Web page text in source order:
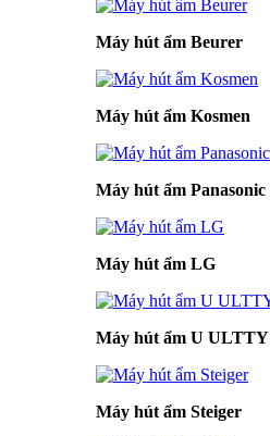
Máy hút ẩm Beurer
Máy hút ẩm Kosmen
Máy hút ẩm Panasonic
Máy hút ẩm LG
Máy hút ẩm U ULTTY
Máy hút ẩm Steiger